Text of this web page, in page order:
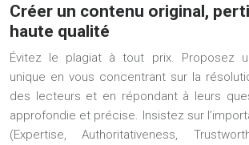
Créer un contenu original,
haute qualité
Évitez le plagiat à tout prix. Proposez
unique en vous concentrant sur la
des lecteurs et en répondant à leurs
approfondie et précise. Insistez sur
(Expertise, Authoritativeness,